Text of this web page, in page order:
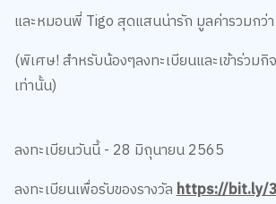
และหมอนพี่ Tigo สุดแสนน่ารัก มูลค่ารวมกว่
(พิเศษ! สำหรับน้องๆลงทะเบียนและเข้าร่วม
เท่านั้น)
ลงทะเบียนวันนี้ - 28 มิถุนายน 2565
ลงทะเบียนเพื่อรับของรางวัลhttps://bit.ly/